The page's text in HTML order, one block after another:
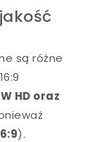
są różne
HD oraz
).